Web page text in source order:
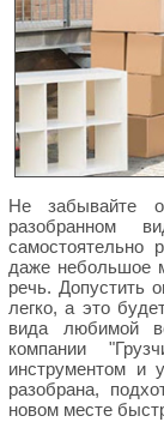
Не забывайте
разобранном
самостоятельно
даже небольшое
речь. Допустить
легко, а это
вида любимой
компании
инструментом и
разобрана,
новом месте